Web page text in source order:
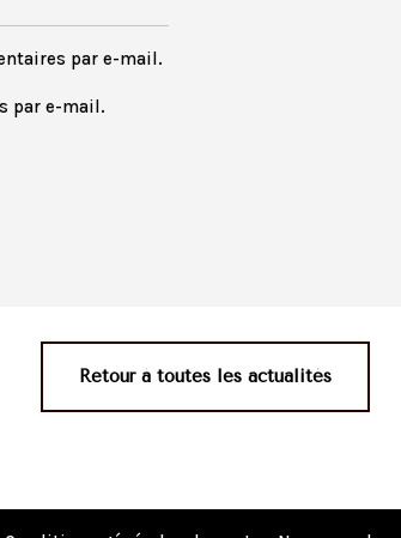
par e-mail.
par e-mail.
Retour à toutes les actualités